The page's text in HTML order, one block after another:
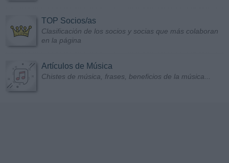
TOP Socios/as
Clasificación de los socios y socias que más colaboran
en la página
Artículos de Música
Chistes de música, frases, beneficios de la música...